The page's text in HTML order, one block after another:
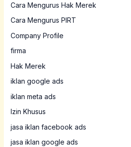
Cara Mengurus Hak Merek
Cara Mengurus PIRT
Company Profile
firma
Hak Merek
iklan google ads
iklan meta ads
Izin Khusus
jasa iklan facebook ads
jasa iklan google ads